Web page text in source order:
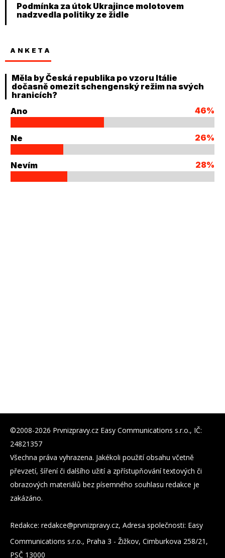
Podmínka za útok Ukrajince molotovem
nadzvedla politiky ze židle
ANKETA
Měla by Česká republika po vzoru Itálie
dočasně omezit schengenský režim na svých
hranicích?
Ano
46%
Ne 26%
Nevím 28%
©2008-2026 Prvnizpravy.cz Easy Communications s.r.o., IČ:
24821357
Všechna práva vyhrazena. Jakékoli použití obsahu včetně
převzetí, šíření či dalšího užití a zpřístupňování textových či
obrazových materiálů bez písemného souhlasu redakce je
zakázáno.
Redakce: zc.yvarpzinvrp@eckader, Adresa společnosti: Easy
Communications s.r.o., Praha 3 - Žižkov, Cimburkova 258/21,
PSČ 13000